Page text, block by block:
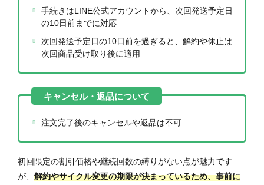
手続きはLINE公式アカウントから、次回発送予定日
の10日前までに対応
次回発送予定日の10日前を過ぎると、解約や休止は
次回商品受け取り後に適用
注文完了後のキャンセルや返品は不可
初回限定の割引価格や継続回数の縛りがない点が魅力です
が、 解約やサイクル変更の期限が決まっているため、事前に